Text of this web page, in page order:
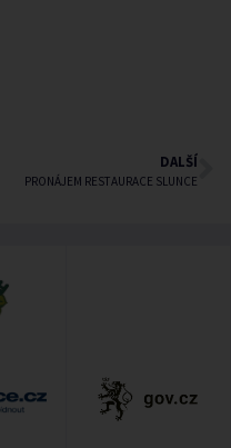
DALŠÍ
PRONÁJEM RESTAURACE SLUNCE